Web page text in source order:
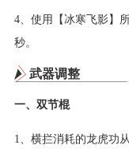
4、使用【冰寒飞影】
秒。
武器调整
一、双节棍
1、横拦消耗的龙虎功